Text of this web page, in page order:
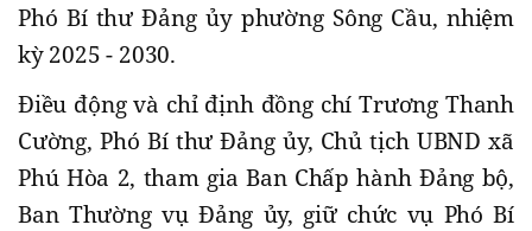
Phó Bí thư Đảng ủy phường Sông Cầu, nhiệm
kỳ 2025 - 2030.
Điều động và chỉ định đồng chí Trương Thanh
Cường, Phó Bí thư Đảng ủy, Chủ tịch UBND xã
Phú Hòa 2, tham gia Ban Chấp hành Đảng bộ,
Ban Thường vụ Đảng ủy, giữ chức vụ Phó Bí